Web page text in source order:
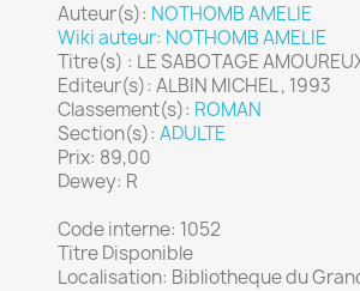
Auteur(s): NOTHOMB AMELIE
Wiki auteur: NOTHOMB AMELIE
Titre(s) : LE SABOTAGE
Editeur(s): ALBIN MICHEL , 1993
Classement(s): ROMAN
Section(s): ADULTE
Prix: 89,00
Dewey: R
Code interne: 1052
Titre Disponible
Localisation: Bibliotheque du